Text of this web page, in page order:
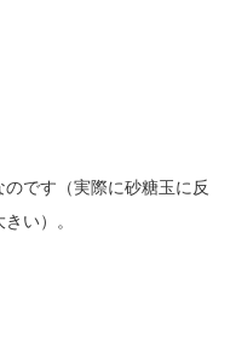
です（実際に砂糖玉に反
い）。